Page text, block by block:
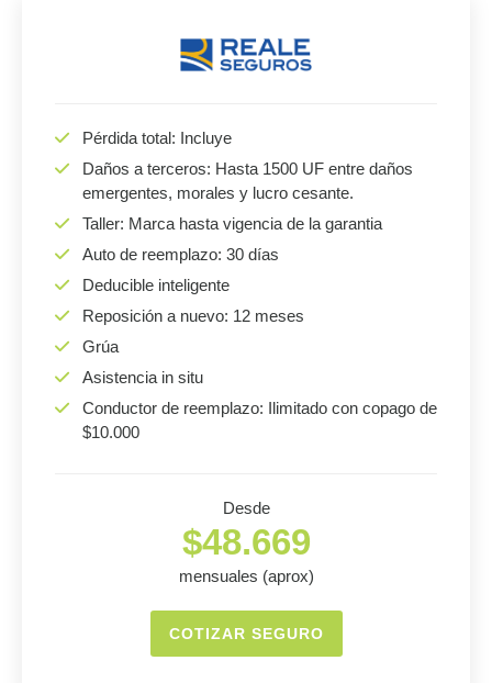
Pérdida total: Incluye
Daños a terceros: Hasta 1500 UF entre daños
emergentes, morales y lucro cesante.
Taller: Marca hasta vigencia de la garantia
Auto de reemplazo: 30 días
Deducible inteligente
Reposición a nuevo: 12 meses
Grúa
Asistencia in situ
Conductor de reemplazo: Ilimitado con copago de
$10.000
Desde
$48.669
mensuales (aprox)
COTIZAR SEGURO